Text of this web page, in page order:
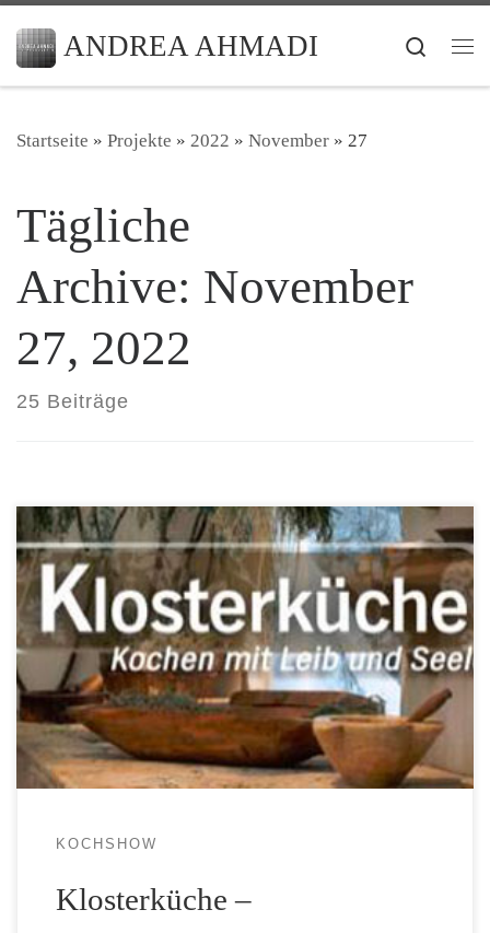
Zum Inhalt springen
ANDREA AHMADI
Search
Startseite » Projekte » 2022 » November » 27
Tägliche
Archive: November
27, 2022
25 Beiträge
Kochen mit Leib und Seele
KOCHSHOW
Klosterküche –